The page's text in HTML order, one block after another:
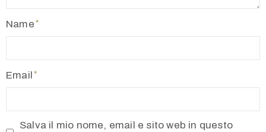
Name
Email
Salva il mio nome, email e sito web in questo